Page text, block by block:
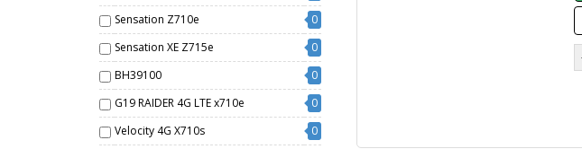
Sensation Z710e
0
Sensation XE Z715e
0
BH39100
0
G19 RAIDER 4G LTE x710e
0
Velocity 4G X710s
0